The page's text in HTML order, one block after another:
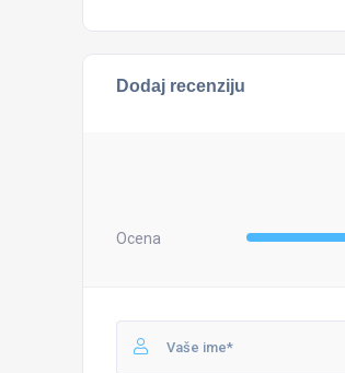
Dodaj recenziju
Ocena